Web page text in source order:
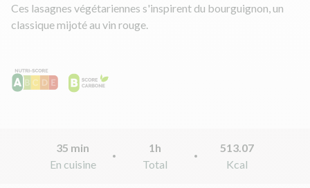
Ces lasagnes végétariennes s'inspirent du bourguignon, un
classique mijoté au vin rouge.
35 min
En cuisine
1h
Total
513.07
Kcal